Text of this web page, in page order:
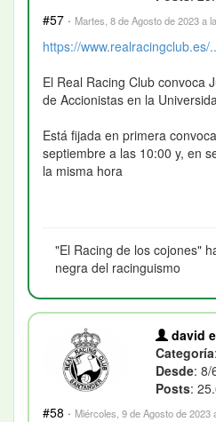
#57 · Martes, 8 de Agosto de 2023 a
https://www.realracingclub.es/
El Real Racing Club convoca
de Accionistas en la
Está fijada en primera
septiembre a las 10:00 y, en
la misma hora
"El Racing de los cojones"
negra del racinguismo
david
Categoría
Desde: 8/
Posts:
#58 · Miércoles, 9 de Agosto de 2023